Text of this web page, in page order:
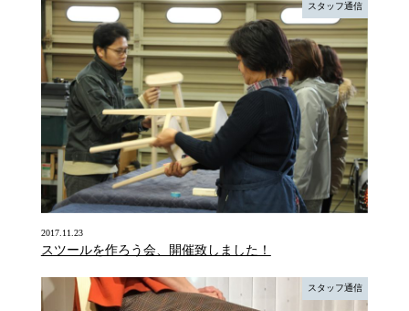
スタッフ通信
2017.11.23
スツールを作ろう会、開催致しました！
スタッフ通信